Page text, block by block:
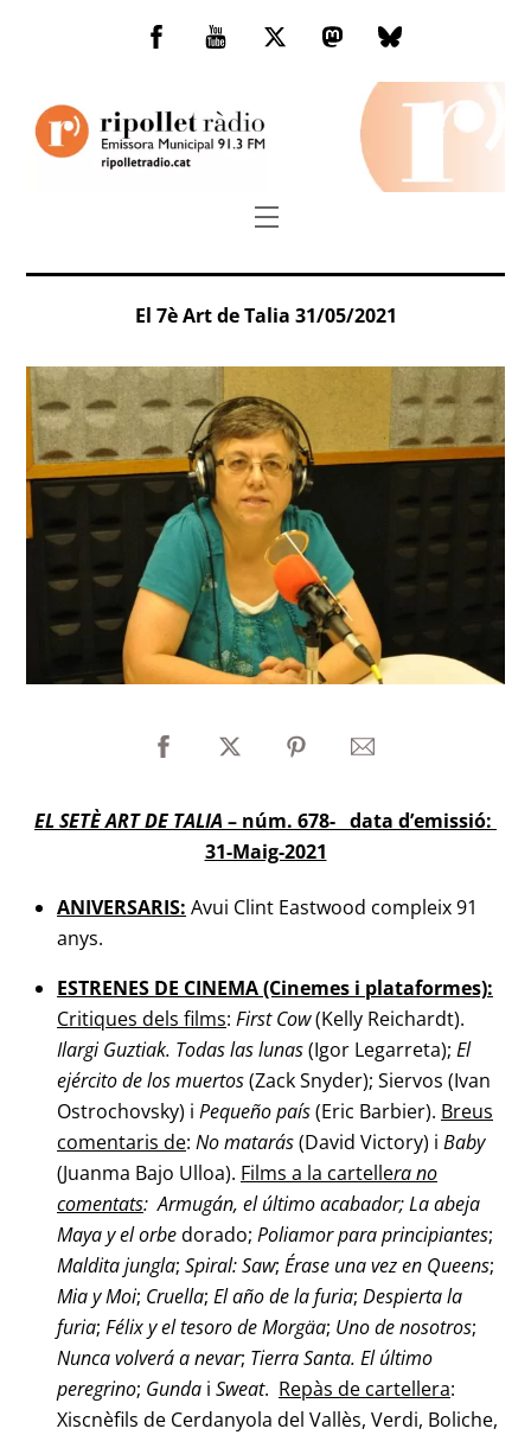
Facebook
You
TwitterMastodonBluesky
Menu
El 7è Art de Talia 31/05/2021
EL SETÈ ART DE TALIA – núm. 678- data d’emissió:
31-Maig-2021
ANIVERSARIS: Avui Clint Eastwood compleix 91
anys.
ESTRENES DE CINEMA (Cinemes i plataformes):
Critiques dels films: First Cow(Kelly Reichardt).
Ilargi Guztiak. Todas las lunas(Igor Legarreta); El
ejército de los muertos(Zack Snyder); Siervos (Ivan
Ostrochovsky) i Pequeño país(Eric Barbier). Breus
comentaris de: No matarás(David Victory) i Baby
(Juanma Bajo Ulloa). Films a la cartellera no
comentats: Armugán, el último acabador; La abeja
Maya y el orbedorado; Poliamor para principiantes;
Maldita jungla; Spiral: Saw; Érase una vez en Queens;
Mia y Moi; Cruella; El año de la furia; Despierta la
furia; Félix y el tesoro deMorgäa; Uno de nosotros;
Nunca volverá a nevar; Tierra Santa. El último
peregrino; Gunda i Sweat. Repàs de cartellera:
Xiscnèfils de Cerdanyola del Vallès, Verdi, Boliche,